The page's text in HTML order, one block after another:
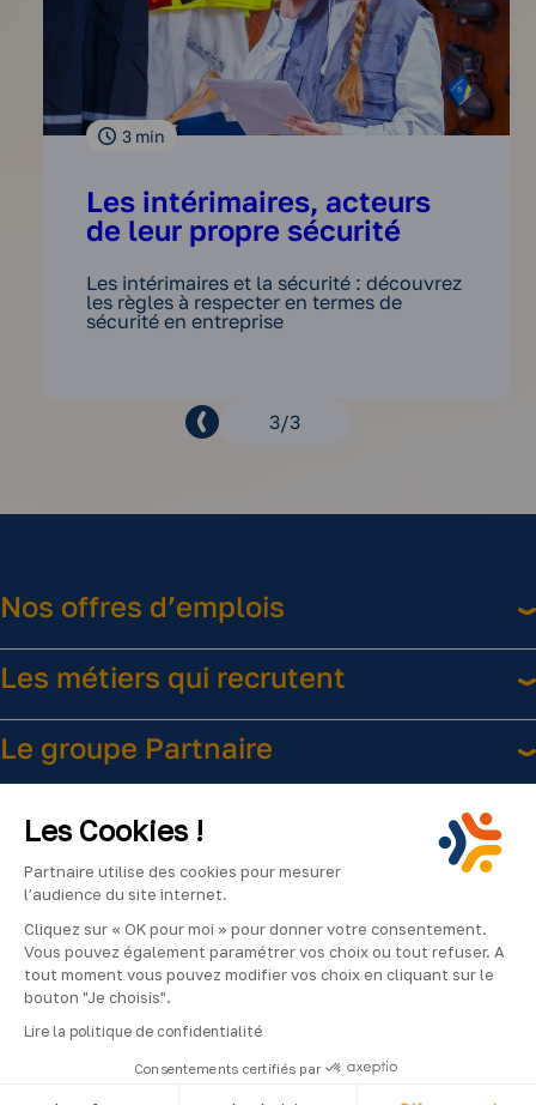
3 min
Les intérimaires, acteurs
de leur propre sécurité
Les intérimaires et la sécurité : découvrez
les règles à respecter en termes de
sécurité en entreprise
Page
3 3
Nos offres d’emplois
Les métiers qui recrutent
Le groupe Partnaire
Liens utiles
©Partnaire
Facebook
Instagram
Les Cookies !
Partnaire utilise des cookies pour mesurer
l’audience du site internet.
Cliquez sur « OK pour moi » pour donner votre consentement.
Vous pouvez également paramétrer vos choix ou tout refuser. A
tout moment vous pouvez modifier vos choix en cliquant sur le
bouton "Je choisis".
Lire la politique de confidentialité
Consentements certifiés par